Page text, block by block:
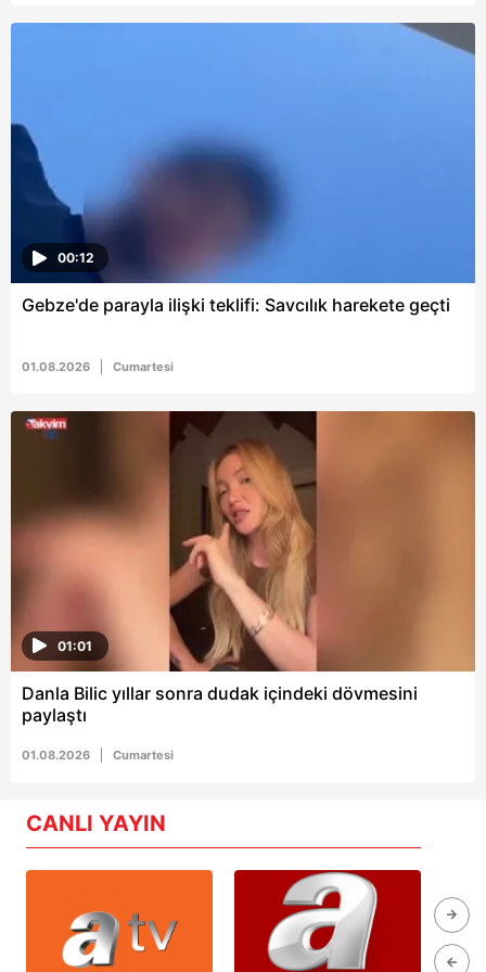
almak için lütfen
tıklayınız.
00:12
Gebze'de parayla ilişki teklifi: Savcılık harekete geçti
01.08.2026 Cumartesi
01:01
Danla Bilic yıllar sonra dudak içindeki dövmesini
paylaştı
01.08.2026 Cumartesi
CANLI YAYIN